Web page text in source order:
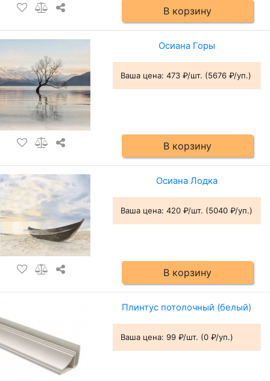
В корзину
Осиана Горы
Ваша цена: 473 ₽/шт. (5676 ₽/уп.)
В корзину
Осиана Лодка
Ваша цена: 420 ₽/шт. (5040 ₽/уп.)
В корзину
Плинтус потолочный (белый)
Ваша цена: 99 ₽/шт. (0 ₽/уп.)